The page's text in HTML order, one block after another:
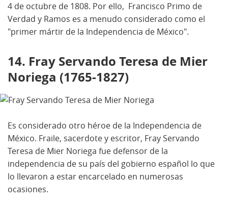
4 de octubre de 1808. Por ello, Francisco Primo de
Verdad y Ramos es a menudo considerado como el
"primer mártir de la Independencia de México".
14. Fray Servando Teresa de Mier
Noriega (1765-1827)
Es considerado otro héroe de la Independencia de
México. Fraile, sacerdote y escritor, Fray Servando
Teresa de Mier Noriega fue defensor de la
independencia de su país del gobierno español lo que
lo llevaron a estar encarcelado en numerosas
ocasiones.